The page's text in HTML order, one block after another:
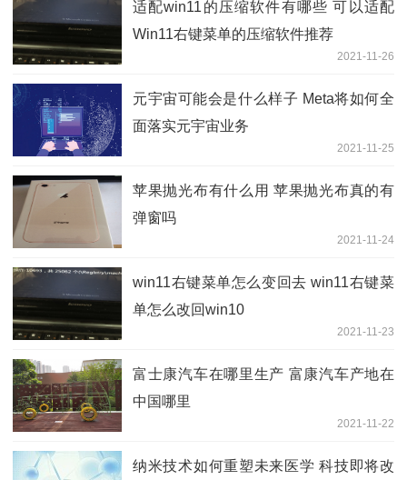
适配win11的压缩软件有哪些 可以适配
Win11右键菜单的压缩软件推荐
2021-11-26
元宇宙可能会是什么样子 Meta将如何全
面落实元宇宙业务
2021-11-25
苹果抛光布有什么用 苹果抛光布真的有
弹窗吗
2021-11-24
win11右键菜单怎么变回去 win11右键菜
单怎么改回win10
2021-11-23
富士康汽车在哪里生产 富康汽车产地在
中国哪里
2021-11-22
纳米技术如何重塑未来医学 科技即将改